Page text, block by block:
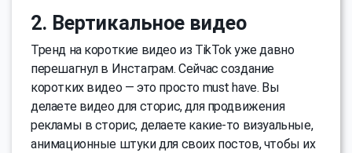
2. Вертикальное видео
Тренд на короткие видео из TikTok уже давно
перешагнул в Инстаграм. Сейчас создание
коротких видео — это просто must have. Вы
делаете видео для сторис, для продвижения
рекламы в сторис, делаете какие-то визуальные,
анимационные штуки для своих постов, чтобы их